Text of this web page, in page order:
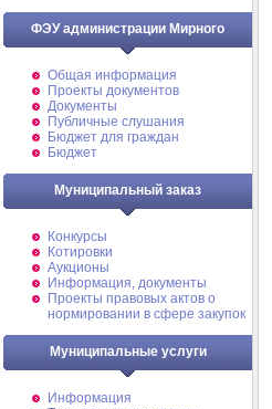
ФЭУ администрации Мирного
Общая информация
Проекты документов
Документы
Публичные слушания
Бюджет для граждан
Бюджет
Муниципальный заказ
Конкурсы
Котировки
Аукционы
Информация, документы
Проекты правовых актов о
нормировании в сфере закупок
Муниципальные услуги
Информация